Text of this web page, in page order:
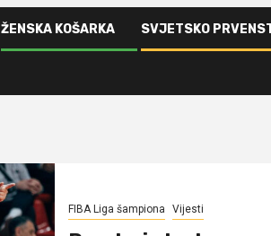
ŽENSKA KOŠARKA SVJETSKO
FIBA Liga šampiona Vijesti